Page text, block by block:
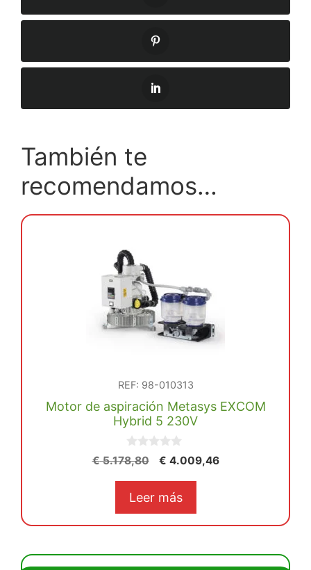
También te
recomendamos…
REF: 98-010313
Motor de aspiración Metasys EXCOM
Hybrid 5 230V
0
d
€5.178,80
El
original
€ 5.178,80.
€ 4.009,46El
€ 4.009,46.
Leer más